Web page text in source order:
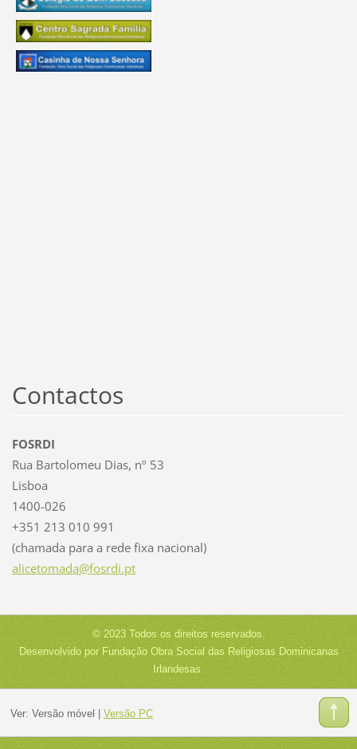
Contactos
FOSRDI
Rua Bartolomeu Dias, nº 53
Lisboa
1400-026
+351 213 010 991
(chamada para a rede fixa nacional)
alicetomada@fosrdi.pt
© 2023 Todos os direitos reservados.
Desenvolvido por Fundação Obra Social das Religiosas Dominicanas
Irlandesas.
Ver: Versão móvel | Versão PC